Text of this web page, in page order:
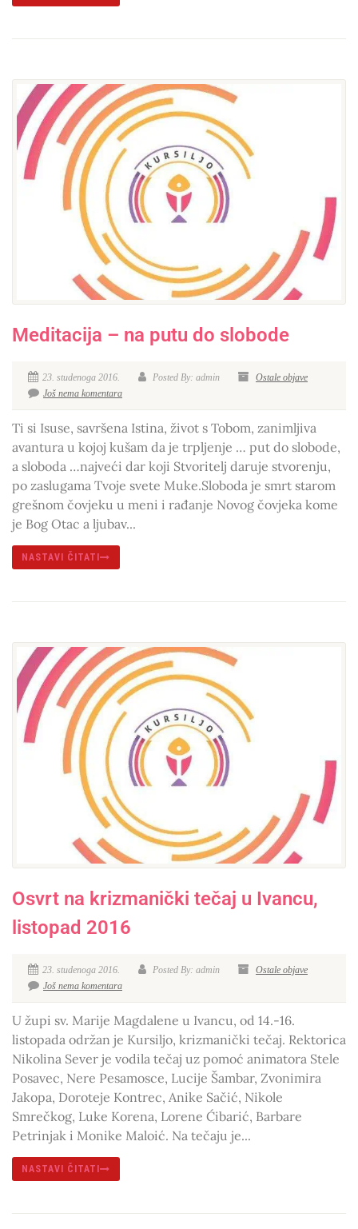
Meditacija – na putu do slobode
23. studenoga 2016. Posted By: admin
Ostale objave
Još nema komentara
Ti si Isuse, savršena Istina, život s Tobom, zanimljiva
avantura u kojoj kušam da je trpljenje … put do slobode,
a sloboda …najveći dar koji Stvoritelj daruje stvorenju,
po zaslugama Tvoje svete Muke.Sloboda je smrt starom
grešnom čovjeku u meni i rađanje Novog čovjeka kome
je Bog Otac a ljubav...
NASTAVI ČITATI
Osvrt na krizmanički tečaj u Ivancu,
listopad 2016
23. studenoga 2016. Posted By: admin
Ostale objave
Još nema komentara
U župi sv. Marije Magdalene u Ivancu, od 14.-16.
listopada održan je Kursiljo, krizmanički tečaj. Rektorica
Nikolina Sever je vodila tečaj uz pomoć animatora Stele
Posavec, Nere Pesamosce, Lucije Šambar, Zvonimira
Jakopa, Doroteje Kontrec, Anike Sačić, Nikole
Smrečkog, Luke Korena, Lorene Ćibarić, Barbare
Petrinjak i Monike Maloić. Na tečaju je...
NASTAVI ČITATI